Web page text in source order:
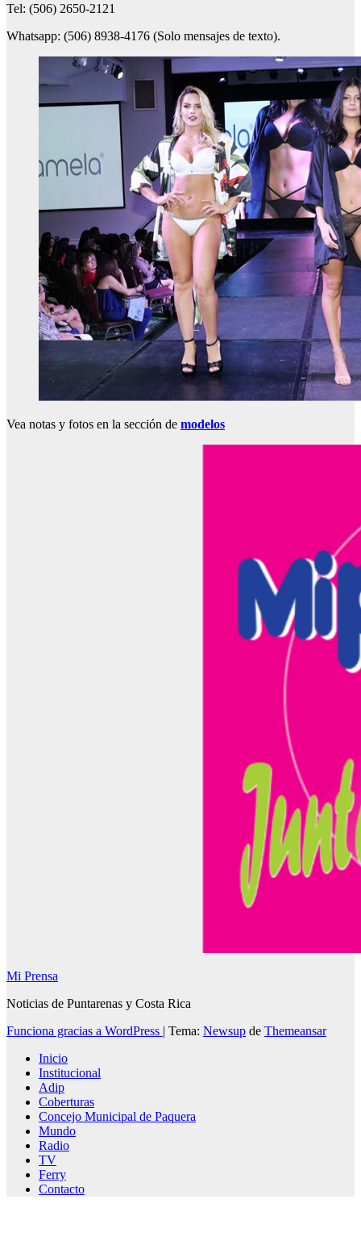
Tel: (506) 2650-2121
Whatsapp: (506) 8938-4176 (Solo mensajes de texto).
Vea notas y fotos en la sección de modelos
Mi Prensa
Noticias de Puntarenas y Costa Rica
Funciona gracias a WordPress | Tema: Newsup de Themeansar
Inicio
Institucional
Adip
Coberturas
Concejo Municipal de Paquera
Mundo
Radio
TV
Ferry
Contacto